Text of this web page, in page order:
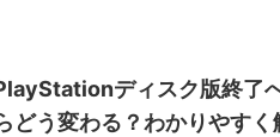
ディスク版終了
どう変わる？わかりやすく